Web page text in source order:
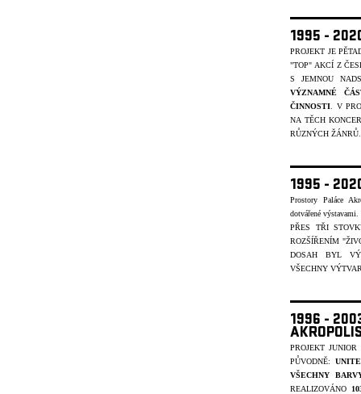
1995 -
PROJEKT JE
"TOP" AKCÍ Z
S JEMNOU
VÝZNAMNÉ
ČINNOSTI . V
NA TĚCH
RŮZNÝCH ŽÁNRŮ.
1995 -
Prostory Paláce
dotvářené
PŘES TŘI
ROZŠÍŘENÍM
DOSAH BYL
VŠECHNY
1996 -
PROJEKT
PŮVODNĚ:
VŠECHNY
REALIZOVÁNO